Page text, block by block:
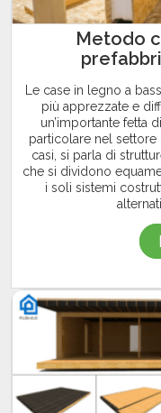
Metodo
Le case in legno a
più apprezzate e
un’importante fetta
particolare nel
casi, si parla di
che si dividono
i soli sistemi